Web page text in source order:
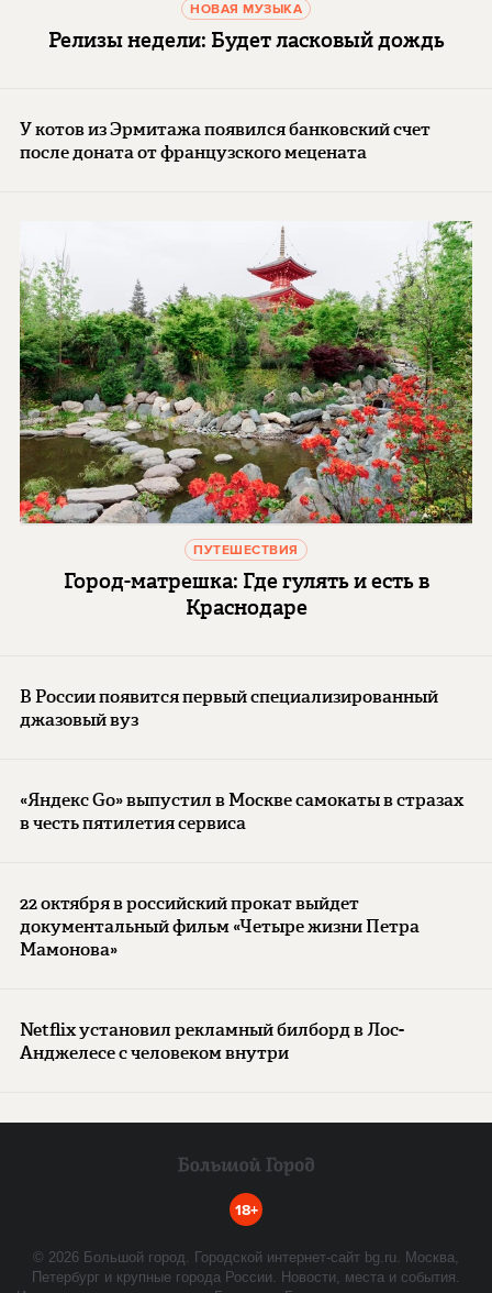
НОВАЯ МУЗЫКА
Релизы недели: Будет ласковый дождь
У котов из Эрмитажа появился банковский счет
после доната от французского мецената
ПУТЕШЕСТВИЯ
Город-матрешка: Где гулять и есть в
Краснодаре
В России появится первый специализированный
джазовый вуз
«Яндекс Go» выпустил в Москве самокаты в стразах
в честь пятилетия сервиса
22 октября в российский прокат выйдет
документальный фильм «Четыре жизни Петра
Мамонова»
Netflix установил рекламный билборд в Лос-
Анджелесе с человеком внутри
18+
© 2026 Большой город. Городской интернет-сайт bg.ru. Москва,
Петербург и крупные города России. Новости, места и события.